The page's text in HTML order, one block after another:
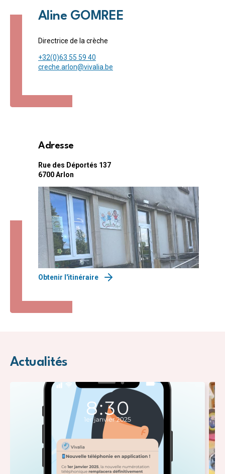
Aline GOMREE
Directrice de la crèche
+32(0)63 55 59 40
creche.arlon@vivalia.be
Adresse
Rue des Déportés 137
6700Arlon
Obtenir l'itinéraire
Actualités